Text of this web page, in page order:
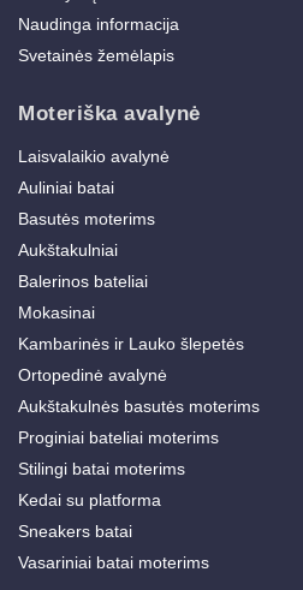
Naudinga informacija
Svetainės žemėlapis
Moteriška avalynė
Laisvalaikio avalynė
Auliniai batai
Basutės moterims
Aukštakulniai
Balerinos bateliai
Mokasinai
Kambarinės ir Lauko šlepetės
Ortopedinė avalynė
Aukštakulnės basutės moterims
Proginiai bateliai moterims
Stilingi batai moterims
Kedai su platforma
Sneakers batai
Vasariniai batai moterims